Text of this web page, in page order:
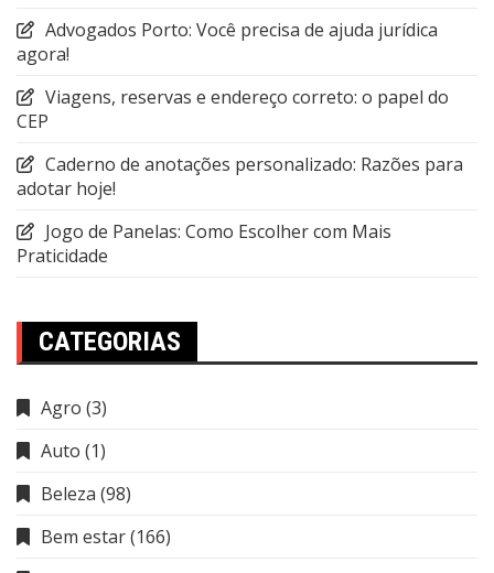
Advogados Porto: Você precisa de ajuda jurídica
agora!
Viagens, reservas e endereço correto: o papel do
CEP
Caderno de anotações personalizado: Razões para
adotar hoje!
Jogo de Panelas: Como Escolher com Mais
Praticidade
CATEGORIAS
Agro (3)
Auto (1)
Beleza (98)
Bem estar(166)